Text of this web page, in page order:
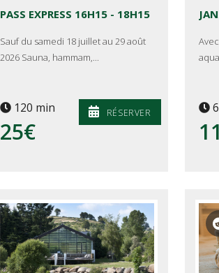
PASS EXPRESS 16H15 - 18H15
Sauf du samedi 18 juillet au 29 août
2026 Sauna, hammam,...
120 min
25€
RÉSERVER